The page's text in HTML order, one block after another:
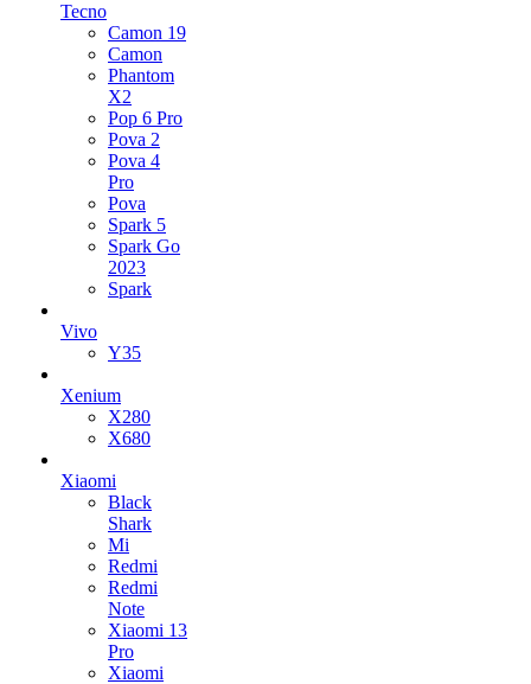
Tecno
Camon 19
Camon
Phantom
X2
Pop 6 Pro
Pova 2
Pova 4
Pro
Pova
Spark 5
Spark Go
2023
Spark
Vivo
Y35
Xenium
X280
X680
Xiaomi
Black
Shark
Mi
Redmi
Redmi
Note
Xiaomi 13
Pro
Xiaomi